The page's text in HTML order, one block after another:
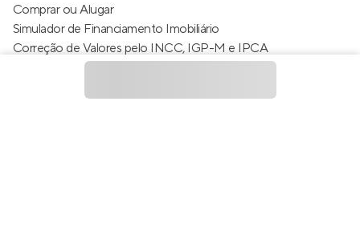
Comprar ou Alugar
Simulador de Financiamento Imobiliário
Correção de Valores pelo INCC, IGP-M e IPCA
Estimativa de valor do condomínio